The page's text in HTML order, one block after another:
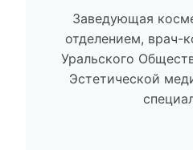
Заведующая
отделением, врач-
Уральского
Эстетической